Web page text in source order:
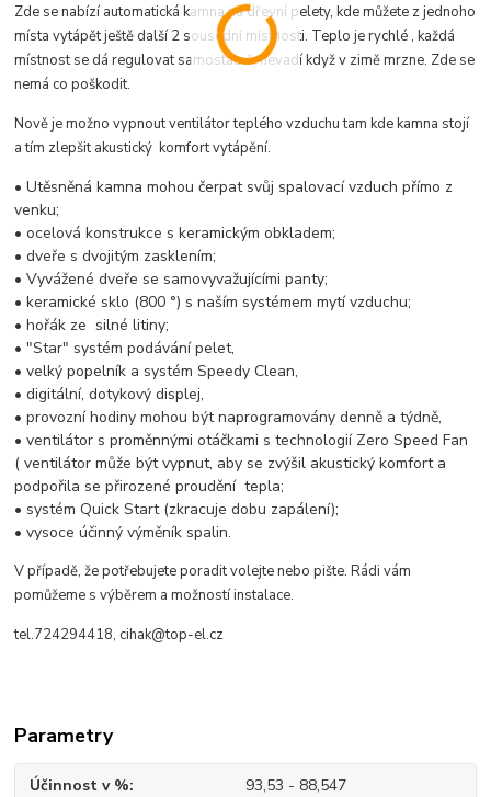
Zde se nabízí automatická kamna na dřevní pelety, kde můžete z jednoho
místa vytápět ještě další 2 sousední místnosti. Teplo je rychlé , každá
místnost se dá regulovat samostatně, nevadí když v zimě mrzne. Zde se
nemá co poškodit.
Nově je možno vypnout ventilátor teplého vzduchu tam kde kamna stojí
a tím zlepšit akustický komfort vytápění.
• Utěsněná kamna mohou čerpat svůj spalovací vzduch přímo z
venku;
• ocelová konstrukce s keramickým obkladem;
• dveře s dvojitým zasklením;
• Vyvážené dveře se samovyvažujícími panty;
• keramické sklo (800 °) s naším systémem mytí vzduchu;
• hořák ze silné litiny;
• "Star" systém podávání pelet,
• velký popelník a systém Speedy Clean,
• digitální, dotykový displej,
• provozní hodiny mohou být naprogramovány denně a týdně,
• ventilátor s proměnnými otáčkami s technologií Zero Speed ​​Fan
( ventilátor může být vypnut, aby se zvýšil akustický komfort a
podpořila se přirozené proudění tepla;
• systém Quick Start (zkracuje dobu zapálení);
• vysoce účinný výměník spalin.
V případě, že potřebujete poradit volejte nebo pište. Rádi vám
pomůžeme s výběrem a možností instalace.
tel.724294418, cihak@top-el.cz
Parametry
Účinnost v % 93,53 - 88,547